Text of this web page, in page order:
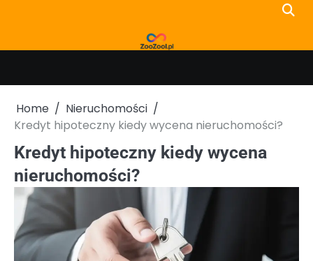
Home
Nieruchomości
Kredyt hipoteczny kiedy wycena nieruchomości?
Kredyt hipoteczny kiedy wycena
nieruchomości?